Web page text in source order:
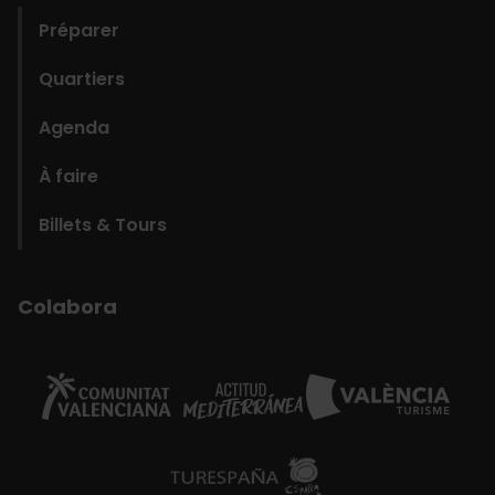
Préparer
Quartiers
Agenda
À faire
Billets & Tours
Colabora